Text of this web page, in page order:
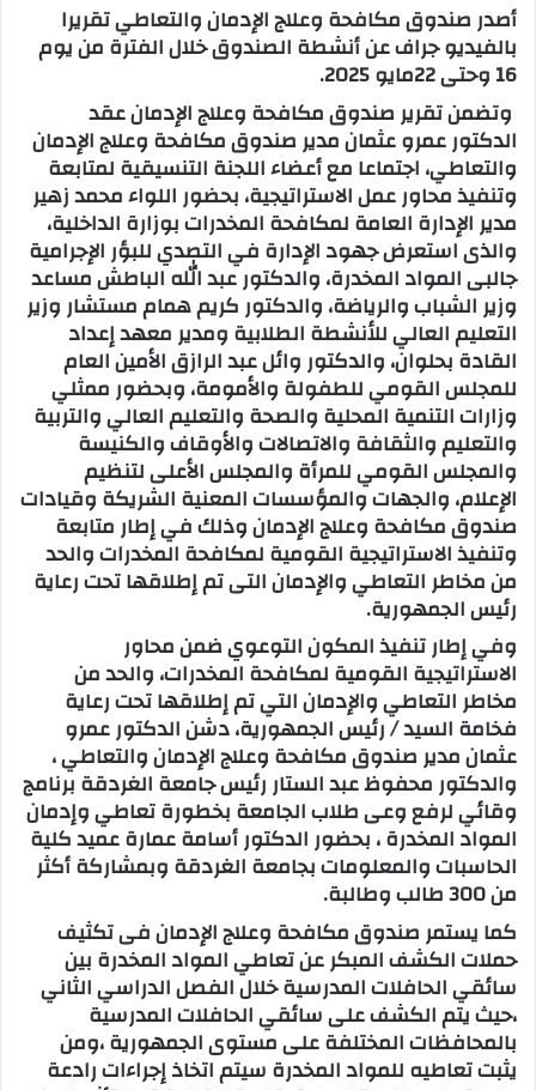
أصدر صندوق مكافحة وعلاج الإدمان والتعاطي تقريرا
بالفيديو جراف عن أنشطة الصندوق خلال الفترة من يوم
16 وحتى 22مايو 2025.
وتضمن تقرير صندوق مكافحة وعلاج الإدمان عقد
الدكتور عمرو عثمان مدير صندوق مكافحة وعلاج الإدمان
والتعاطي، اجتماعا مع أعضاء اللجنة التنسيقية لمتابعة
وتنفيذ محاور عمل الاستراتيجية، بحضور اللواء محمد زهير
مدير الإدارة العامة لمكافحة المخدرات بوزارة الداخلية،
والذى استعرض جهود الإدارة في التصدي للبؤر الإجرامية
جالبى المواد المخدرة، والدكتور عبد الله الباطش مساعد
وزير الشباب والرياضة، والدكتور كريم همام مستشار وزير
التعليم العالي للأنشطة الطلابية ومدير معهد إعداد
القادة بحلوان، والدكتور وائل عبد الرازق الأمين العام
للمجلس القومي للطفولة والأمومة، وبحضور ممثلي
وزارات التنمية المحلية والصحة والتعليم العالي والتربية
والتعليم والثقافة والاتصالات والأوقاف والكنيسة
والمجلس القومي للمرأة والمجلس الأعلى لتنظيم
الإعلام، والجهات والمؤسسات المعنية الشريكة وقيادات
صندوق مكافحة وعلاج الإدمان وذلك في إطار متابعة
وتنفيذ الاستراتيجية القومية لمكافحة المخدرات والحد
من مخاطر التعاطي والإدمان التى تم إطلاقها تحت رعاية
رئيس الجمهورية.
وفي إطار تنفيذ المكون التوعوي ضمن محاور
الاستراتيجية القومية لمكافحة المخدرات، والحد من
مخاطر التعاطي والإدمان التي تم إطلاقها تحت رعاية
فخامة السيد / رئيس الجمهورية، دشن الدكتور عمرو
عثمان مدير صندوق مكافحة وعلاج الإدمان والتعاطي ،
والدكتور محفوظ عبد الستار رئيس جامعة الغردقة برنامج
وقائي لرفع وعى طلاب الجامعة بخطورة تعاطي وإدمان
المواد المخدرة ، بحضور الدكتور أسامة عمارة عميد كلية
الحاسبات والمعلومات بجامعة الغردقة وبمشاركة أكثر
من 300 طالب وطالبة.
كما يستمر صندوق مكافحة وعلاج الإدمان فى تكثيف
حملات الكشف المبكر عن تعاطي المواد المخدرة بين
سائقي الحافلات المدرسية خلال الفصل الدراسي الثاني
،حيث يتم الكشف على سائقي الحافلات المدرسية
بالمحافظات المختلفة على مستوى الجمهورية ،ومن
يثبت تعاطيه للمواد المخدرة سيتم اتخاذ إجراءات رادعة